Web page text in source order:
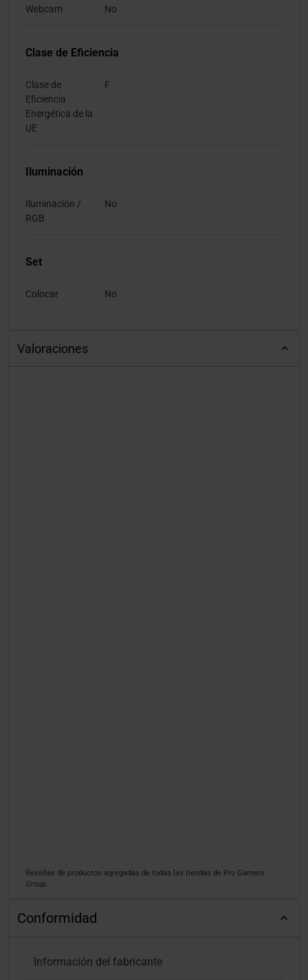
Webcam No
Clase de Eficiencia
Clase de
Eficiencia
Energética de la
UE
F
Iluminación
Iluminación /
RGB
No
Set
Colocar No
Valoraciones
Reseñas de productos agregadas de todas las tiendas de Pro Gamers
Group.
Conformidad
Información del fabricante